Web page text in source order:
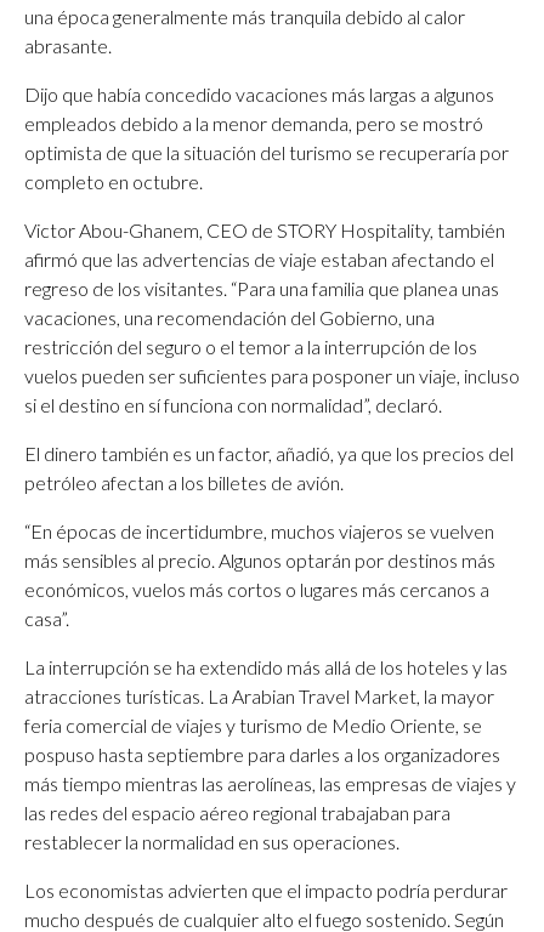
una época generalmente más tranquila debido al calor
abrasante.
Dijo que había concedido vacaciones más largas a algunos
empleados debido a la menor demanda, pero se mostró
optimista de que la situación del turismo se recuperaría por
completo en octubre.
Victor Abou-Ghanem, CEO de STORY Hospitality, también
afirmó que las advertencias de viaje estaban afectando el
regreso de los visitantes. “Para una familia que planea unas
vacaciones, una recomendación del Gobierno, una
restricción del seguro o el temor a la interrupción de los
vuelos pueden ser suficientes para posponer un viaje, incluso
si el destino en sí funciona con normalidad”, declaró.
El dinero también es un factor, añadió, ya que los precios del
petróleo afectan a los billetes de avión.
“En épocas de incertidumbre, muchos viajeros se vuelven
más sensibles al precio. Algunos optarán por destinos más
económicos, vuelos más cortos o lugares más cercanos a
casa”.
La interrupción se ha extendido más allá de los hoteles y las
atracciones turísticas. La Arabian Travel Market, la mayor
feria comercial de viajes y turismo de Medio Oriente, se
pospuso hasta septiembre para darles a los organizadores
más tiempo mientras las aerolíneas, las empresas de viajes y
las redes del espacio aéreo regional trabajaban para
restablecer la normalidad en sus operaciones.
Los economistas advierten que el impacto podría perdurar
mucho después de cualquier alto el fuego sostenido. Según